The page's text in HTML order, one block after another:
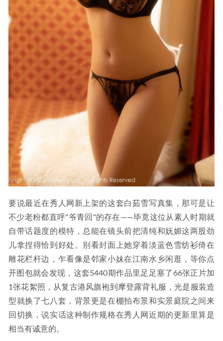
要说最近在秀人网新上架的这套白茹雪写真集，那可是让
不少老粉都直呼"爷青回"的存在——毕竟这位从素人时期就
自带话题度的模特，总能在镜头前把清纯和妩媚这两股劲
儿拿捏得恰到好处。别看封面上她穿着淡蓝色雪纺衫倚在
雕花栏杆边，乍看像是邻家小妹在江南水乡闲逛，等你点
开图包就会发现，这套5440期作品里足足塞了66张正片加
1张花絮照，从复古港风旗袍到摩登露背礼服，光是服装造
型就换了七八套，背景更是在棚拍布景和实景庭院之间来
回切换，说实话这种制作规格在秀人网近期的更新里算是
相当有诚意的。